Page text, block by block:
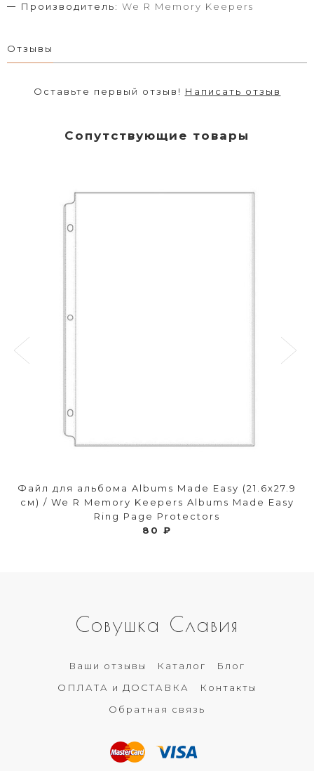
Производитель: We R Memory Keepers
Отзывы
Оставьте первый отзыв! Написать отзыв
Сопутствующие товары
Файл для альбома Albums Made Easy (21.6х27.9
см) / We R Memory Keepers Albums Made Easy
Ring Page Protectors
80 ₽
Совушка Славия
Ваши отзывы Каталог
Блог
ОПЛАТА и ДОСТАВКА
Контакты
Обратная связь